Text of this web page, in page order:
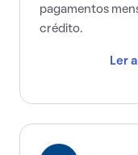
pagamentos
crédito.
Ler